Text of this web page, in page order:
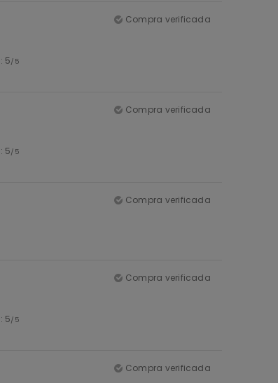
Compra verificada
: 5/5
Compra verificada
: 5/5
Compra verificada
Compra verificada
: 5/5
Compra verificada